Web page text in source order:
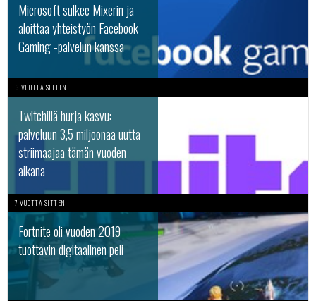
Microsoft sulkee Mixerin ja
aloittaa yhteistyön Facebook
Gaming -palvelun kanssa
6 VUOTTA SITTEN
Twitchillä hurja kasvu:
palveluun 3,5 miljoonaa uutta
striimaajaa tämän vuoden
aikana
7 VUOTTA SITTEN
Fortnite oli vuoden 2019
tuottavin digitaalinen peli